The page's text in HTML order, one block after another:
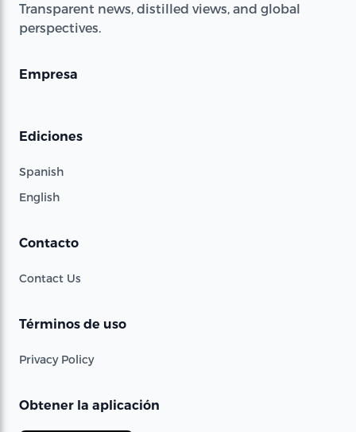
Transparent news, distilled views, and global
perspectives.
Empresa
Ediciones
Spanish
English
Contacto
Contact Us
Términos de uso
Privacy Policy
Obtener la aplicación